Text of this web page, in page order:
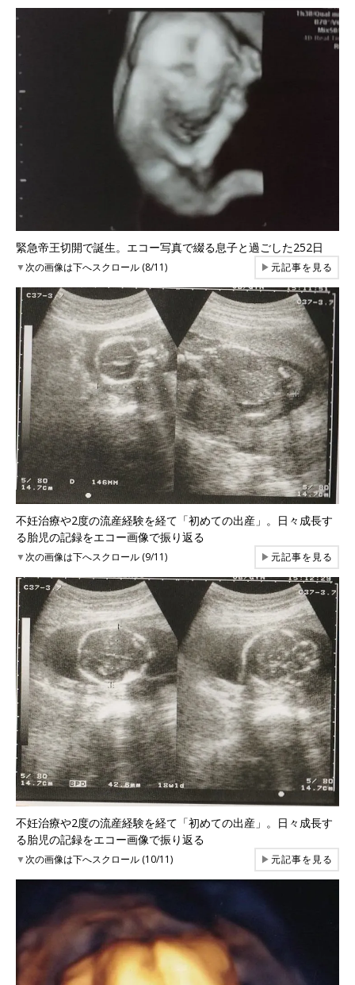
緊急帝王切開で誕生。エコー写真で綴る息子と過ごした252日
▼次の画像は下へスクロール (8/11) ▶元記事を見る
不妊治療や2度の流産経験を経て「初めての出産」。日々成長す
る胎児の記録をエコー画像で振り返る
▼次の画像は下へスクロール (9/11) ▶元記事を見る
不妊治療や2度の流産経験を経て「初めての出産」。日々成長す
る胎児の記録をエコー画像で振り返る
▼次の画像は下へスクロール (10/11) ▶元記事を見る